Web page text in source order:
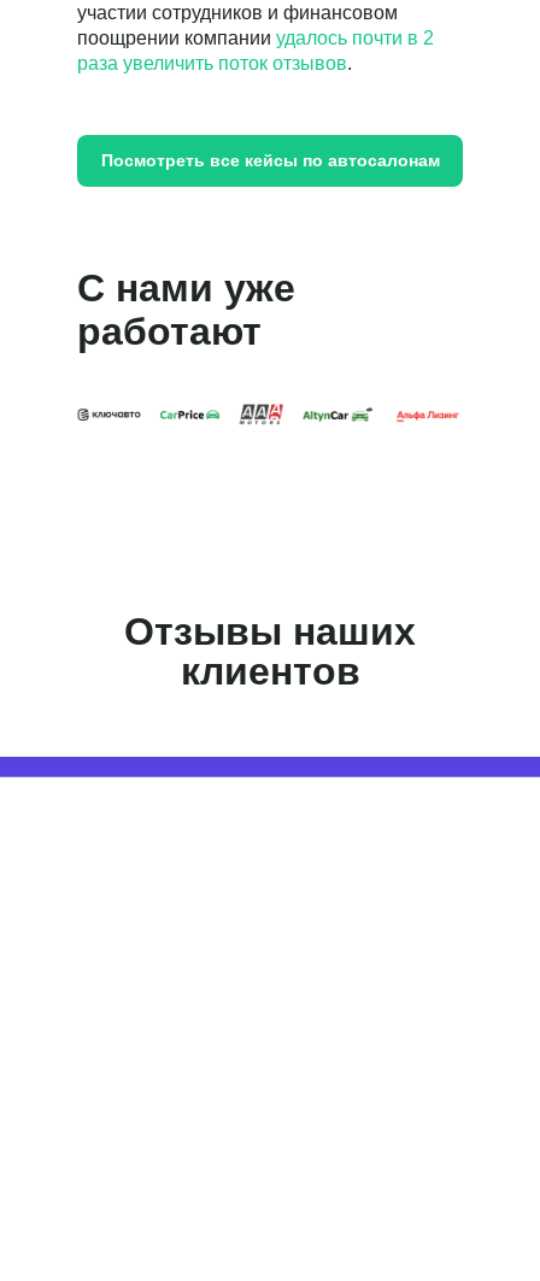
участии сотрудников и финансовом
поощрении компании удалось почти в 2
раза увеличить поток отзывов.
Посмотреть все кейсы по автосалонам
С нами уже
работают
Отзывы наших
клиентов
Комментарий
в соответствии сПолитикой конфиденциальности
Отправить